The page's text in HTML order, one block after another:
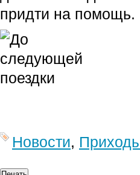
придти на помощь.
Новости,